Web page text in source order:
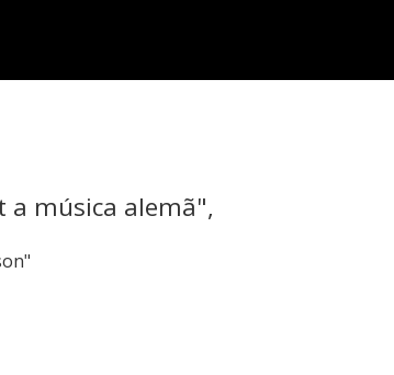
a música alemã",